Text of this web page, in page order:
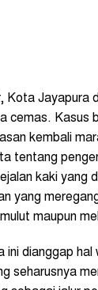
Kota Jayapura
cemas. Kasus
kembali
tentang
kaki yang
yang
maupun
ini dianggap hal
seharusnya